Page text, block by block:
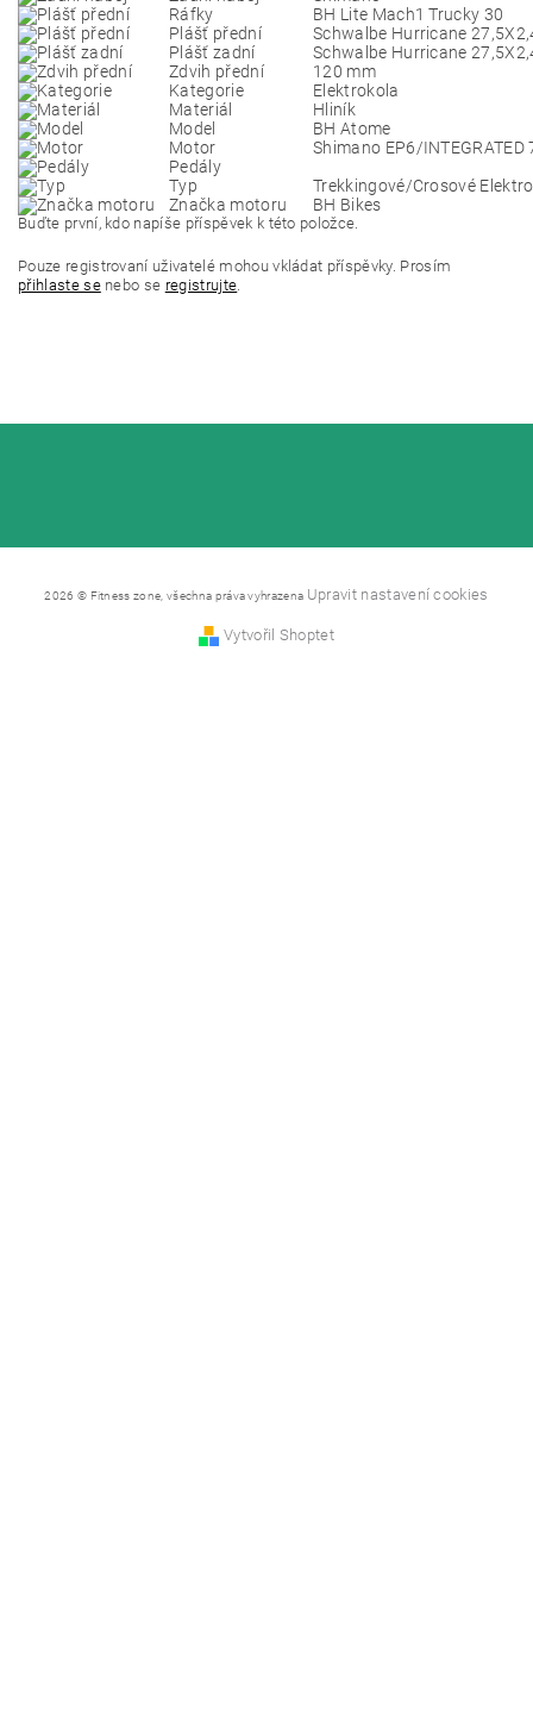
Ráfky
BH Lite Mach1 Trucky 30
Plášť přední
Schwalbe Hurricane
Plášť zadní
Schwalbe Hurricane
Zdvih přední
120 mm
Kategorie
Elektrokola
Materiál
Hliník
Model
BH Atome
Motor
Shimano EP6/
Pedály
Typ
Trekkingové/Crosové
Značka motoru
BH Bikes
Buďte první, kdo napíše příspěvek k této položce.
Pouze registrovaní uživatelé mohou vkládat příspěvky. Prosím
přihlaste senebo se registrujte.
2026 © Fitness zone, všechna práva vyhrazena Upravit nastavení cookies
Vytvořil Shoptet